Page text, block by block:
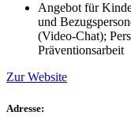
Angebot für
und
(Video-Chat);
Präventionsarbeit
Zur Website
Adresse: